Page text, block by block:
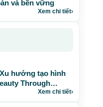
và bền vững
Xem chi tiết›
hướng tạo hình
Through
Xem chi tiết›